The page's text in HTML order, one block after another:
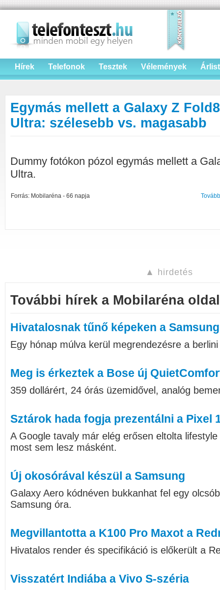
Hírek Telefonok Tesztek Vélemények
Egymás mellett a Galaxy Z
Ultra: szélesebb vs. magasabb
Dummy fotókon pózol egymás mellett a
Ultra.
Forrás: Mobilaréna - 66 napja
▲ hirdetés
További hírek a Mobilaréna
Hivatalosnak tűnő képeken a
Egy hónap múlva kerül megrendezésre a
Meg is érkeztek a Bose új
359 dollárért, 24 órás üzemidővel, analóg
Sztárok hada fogja prezentálni a Pixel
A Google tavaly már elég erősen eltolta
most sem lesz másként.
Új okosórával készül a Samsung
Galaxy Aero kódnéven bukkanhat fel egy
Samsung óra.
Megvillantotta a K100 Pro Maxot a
Hivatalos render és specifikáció is előkerült a
Visszatért Indiába a Vivo S-széria